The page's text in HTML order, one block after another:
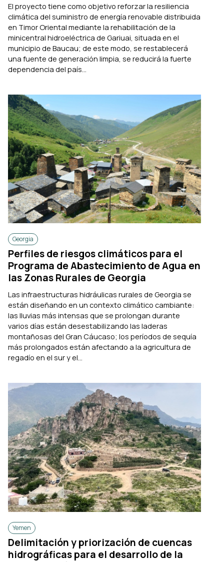
El proyecto tiene como objetivo reforzar la resiliencia
climática del suministro de energía renovable distribuida
en Timor Oriental mediante la rehabilitación de la
minicentral hidroeléctrica de Gariuai, situada en el
municipio de Baucau; de este modo, se restablecerá
una fuente de generación limpia, se reducirá la fuerte
dependencia del país...
Georgia
Perfiles de riesgos climáticos para el
Programa de Abastecimiento de Agua en
las Zonas Rurales de Georgia
Las infraestructuras hidráulicas rurales de Georgia se
están diseñando en un contexto climático cambiante:
las lluvias más intensas que se prolongan durante
varios días están desestabilizando las laderas
montañosas del Gran Cáucaso; los períodos de sequía
más prolongados están afectando a la agricultura de
regadío en el sur y el...
Yemen
Delimitación y priorización de cuencas
hidrográficas para el desarrollo de la